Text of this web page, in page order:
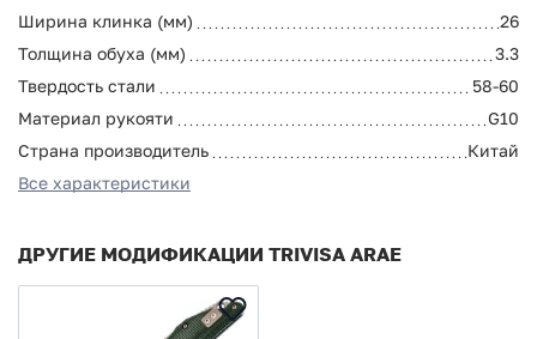
Ширина клинка (мм)
26
Толщина обуха (мм)
3.3
Твердость стали
58-60
Материал рукояти
G10
Страна производитель
Китай
Все характеристики
ДРУГИЕ МОДИФИКАЦИИ TRIVISA ARAE